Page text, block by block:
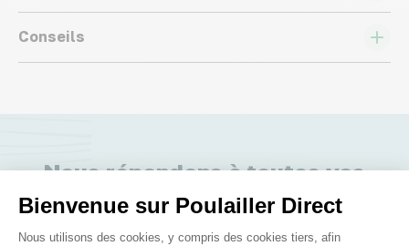
Bienvenue sur Poulailler Direct
Plateforme de Gestion du
Nous utilisons des cookies, y compris des cookies tiers, afin
Conseils
Nous répondons à toutes vos
questions ;)